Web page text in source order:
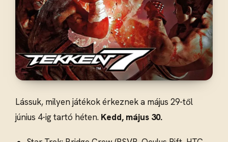
Lássuk, milyen játékok érkeznek a május 29-től
június 4-ig tartó héten. Kedd, május 30.